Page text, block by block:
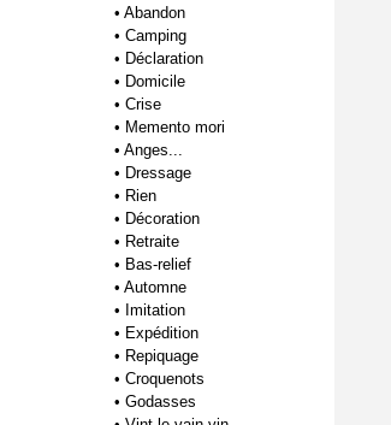
• Abandon
• Camping
• Déclaration
• Domicile
• Crise
• Memento mori
• Anges...
• Dressage
• Rien
• Décoration
• Retraite
• Bas-relief
• Automne
• Imitation
• Expédition
• Repiquage
• Croquenots
• Godasses